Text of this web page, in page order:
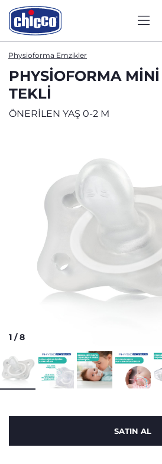
Physioforma Emzikler
PHYSIOFORMA
TEKLI
ÖNERİLEN YAŞ 0-2 M
1 /8
SATIN AL